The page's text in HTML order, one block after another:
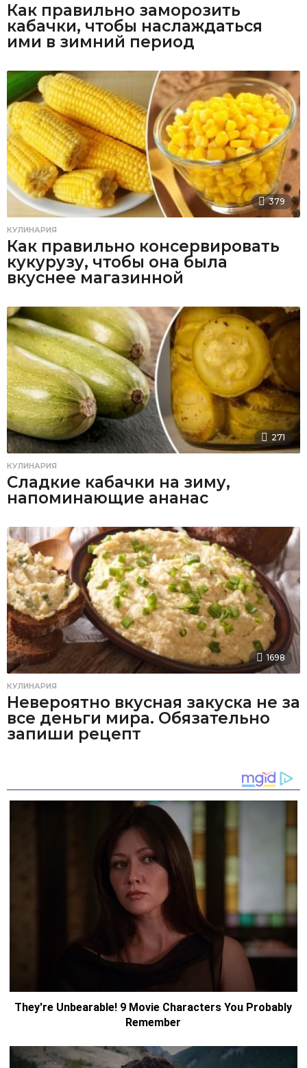
Как правильно заморозить
кабачки, чтобы наслаждаться
ими в зимний период
379
КУЛИНАРИЯ
Как правильно консервировать
кукурузу, чтобы она была
вкуснее магазинной
271
КУЛИНАРИЯ
Сладкие кабачки на зиму,
напоминающие ананас
1698
КУЛИНАРИЯ
Невероятно вкусная закуска не за
все деньги мира. Обязательно
запиши рецепт